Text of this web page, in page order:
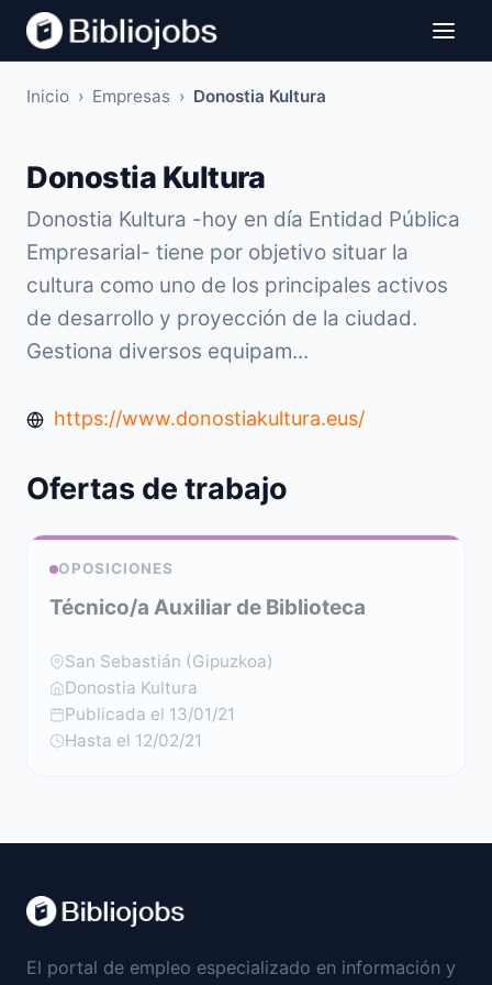
Inicio › Empresas › Donostia Kultura
Donostia Kultura
Donostia Kultura -hoy en día Entidad Pública
Empresarial- tiene por objetivo situar la
cultura como uno de los principales activos
de desarrollo y proyección de la ciudad.
Gestiona diversos equipam...
https://www.donostiakultura.eus/
Ofertas de trabajo
OPOSICIONES
Técnico/a Auxiliar de Biblioteca
San Sebastián (Gipuzkoa)
Donostia Kultura
Publicada el 13/01/21
Hasta el 12/02/21
El portal de empleo especializado en información y